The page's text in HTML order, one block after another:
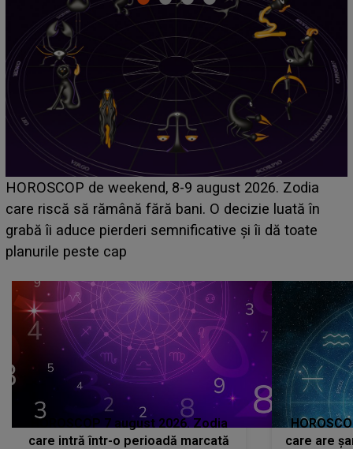
Emanuel a ținut ACEST DETALIU ASCUNS până
acum! În fața Alexandrei, concurentul din Casa Iubirii
face o MĂRTURISIRE NEAȘTEPTATĂ despre mama
sa: "I-am spus și ei în față, eu nu te iubesc pentru
HOROSCOP 7 august 2026. Zodia
care intră într-o perioadă marcată
care are